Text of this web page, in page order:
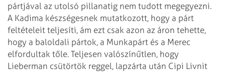
pártjával az utolsó pillanatig nem tudott megegyezni.
A Kadima készségesnek mutatkozott, hogy a párt
feltételeit teljesíti, ám ezt csak azon az áron tehette,
hogy a baloldali pártok, a Munkapárt és a Merec
elfordultak tőle. Teljesen valószínűtlen, hogy
Lieberman csütörtök reggel, lapzárta után Cipi Livnit